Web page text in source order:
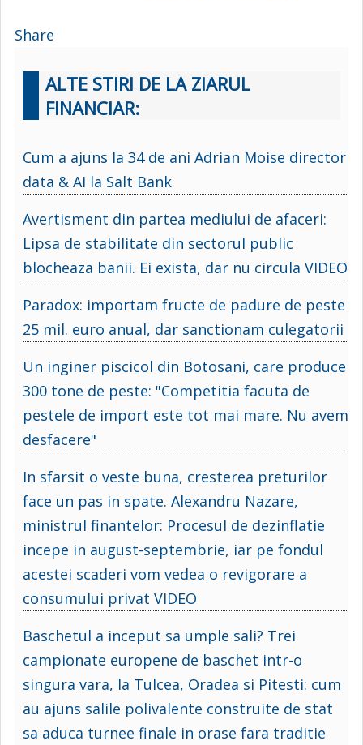
Share
ALTE STIRI DE LA ZIARUL
FINANCIAR:
Cum a ajuns la 34 de ani Adrian Moise director
data & AI la Salt Bank
Avertisment din partea mediului de afaceri:
Lipsa de stabilitate din sectorul public
blocheaza banii. Ei exista, dar nu circula VIDEO
Paradox: importam fructe de padure de peste
25 mil. euro anual, dar sanctionam culegatorii
Un inginer piscicol din Botosani, care produce
300 tone de peste: "Competitia facuta de
pestele de import este tot mai mare. Nu avem
desfacere"
In sfarsit o veste buna, cresterea preturilor
face un pas in spate. Alexandru Nazare,
ministrul finantelor: Procesul de dezinflatie
incepe in august-septembrie, iar pe fondul
acestei scaderi vom vedea o revigorare a
consumului privat VIDEO
Baschetul a inceput sa umple sali? Trei
campionate europene de baschet intr-o
singura vara, la Tulcea, Oradea si Pitesti: cum
au ajuns salile polivalente construite de stat
sa aduca turnee finale in orase fara traditie